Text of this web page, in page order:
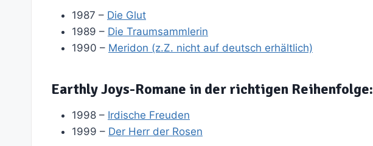
1987 – Die Glut
1989 – Die Traumsammlerin
1990 – Meridon (z.Z. nicht auf deutsch erhältlich)
Earthly Joys-Romane in der richtigen Reihenfolge:
1998 – Irdische Freuden
1999 – Der Herr der Rosen